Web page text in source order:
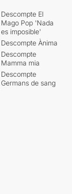
Descompte El
Mago Pop 'Nada
es imposible'
Descompte Ànima
Descompte
Mamma mia
Descompte
Germans de sang